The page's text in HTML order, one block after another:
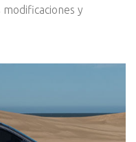
modificaciones y